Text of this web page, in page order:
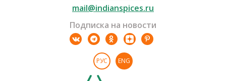
mail@indianspices.ru
Подписка на новости
РУС ENG